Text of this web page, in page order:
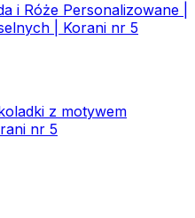
i Róże Personalizowane |
| Korani nr 5
z motywem
nr 5